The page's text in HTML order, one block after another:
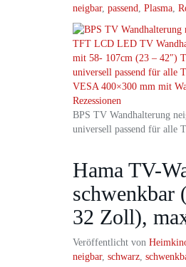
neigbar, passend, Plasma,
BPS TV Wandhalterung
universell passend für alle
Hama TV-
schwenkbar
32 Zoll),
Veröffentlicht von
neigbar, schwarz,